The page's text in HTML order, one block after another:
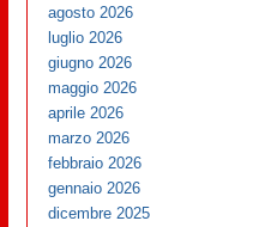
agosto 2026
luglio 2026
giugno 2026
maggio 2026
aprile 2026
marzo 2026
febbraio 2026
gennaio 2026
dicembre 2025